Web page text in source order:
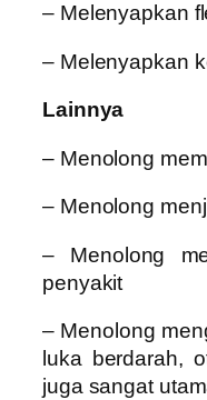
– Melenyapkan
– Melenyapkan
Lainnya
– Menolong
– Menolong
– Menolong
penyakit
– Menolong
luka berdarah,
juga sangat